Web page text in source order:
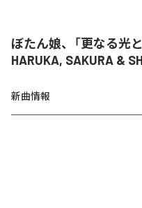
ぼたん娘、「更なる光
HARUKA, SAKURA &
新曲情報